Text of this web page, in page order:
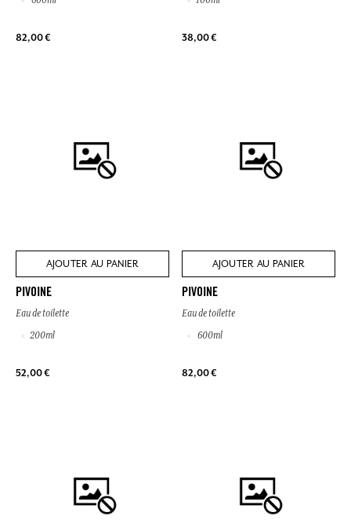
82,00 € 38,00 €
AJOUTER AU PANIER
PIVOINE
Eau de toilette
200ml
52,00 €
AJOUTER AU PANIER
PIVOINE
Eau de toilette
600ml
82,00 €